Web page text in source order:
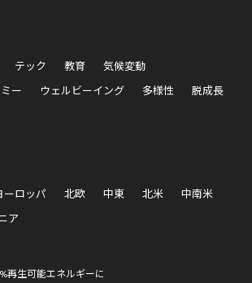
テック 教育
気候変動
ー
ウェルビーイング 多様性 脱成長
ーロッパ 北欧 中東 北米
中南米
ア
再生可能エネルギーに